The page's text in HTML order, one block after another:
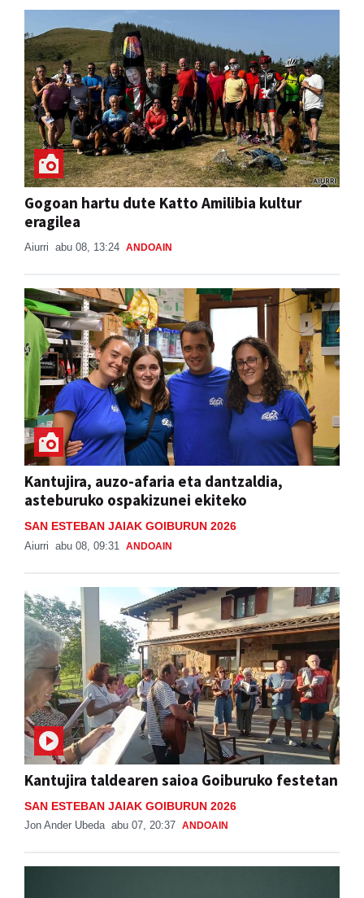
Gogoan hartu dute Katto Amilibia kultur
eragilea
Aiurri abu 08, 13:24 ANDOAIN
Kantujira, auzo-afaria eta dantzaldia,
asteburuko ospakizunei ekiteko
SAN ESTEBAN JAIAK GOIBURUN 2026
Aiurri abu 08, 09:31 ANDOAIN
Kantujira taldearen saioa Goiburuko festetan
SAN ESTEBAN JAIAK GOIBURUN 2026
Jon Ander Ubeda abu 07, 20:37 ANDOAIN